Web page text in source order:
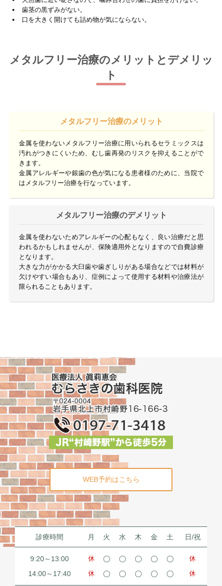
歯茎の黒ずみがない。
口を大きく開けても詰め物が気にならない。
メタルフリー治療のメリットとデメリッ
ト
メタルフリー治療のメリット
金属を使わないメタルフリー治療に用いられるセラミックスは
汚れがつきにくいため、むし歯再発のリスクを抑えることがで
きます。
金属アレルギーや銀歯の色が気になる患者様のために、当院で
はメタルフリー治療を行なっています。
メタルフリー治療のデメリット
金属を使わないためアレルギーの心配もなく、良い治療だと思
われるかもしれませんが、保険適用外となりますので自費診療
となります。
大きな力がかかる大臼歯や歯ぎしりがある場合などでは材料が
欠けやすい場合もあり、症例によって使用する材料や治療法が
限られることもあります。
WEB予約はこちら
診療時間 月 火 水 木 金 土 日/祝
9:20～13:00 休 ◯ ◯ ◯ ◯ ◯ 休
14:00～17:40 休 ◯ ◯ ◯ ◯ ◯ 休